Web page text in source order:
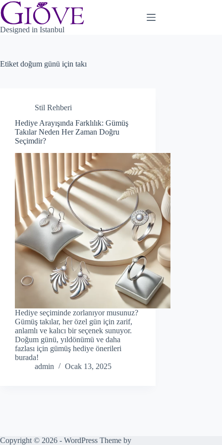
Skip
to
content
Designed in Istanbul
Etiket doğum günü için takı
Stil Rehberi
Hediye Arayışında Farklılık: Gümüş
Takılar Neden Her Zaman Doğru
Seçimdir?
Hediye seçiminde zorlanıyor musunuz?
Gümüş takılar, her özel gün için zarif,
anlamlı ve kalıcı bir seçenek sunuyor.
Doğum günü, yıldönümü ve daha
fazlası için gümüş hediye önerileri
burada!
admin
Ocak 13, 2025
Copyright © 2026 - WordPress Theme by